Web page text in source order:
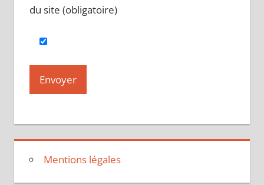
du site (obligatoire)
Mentions légales